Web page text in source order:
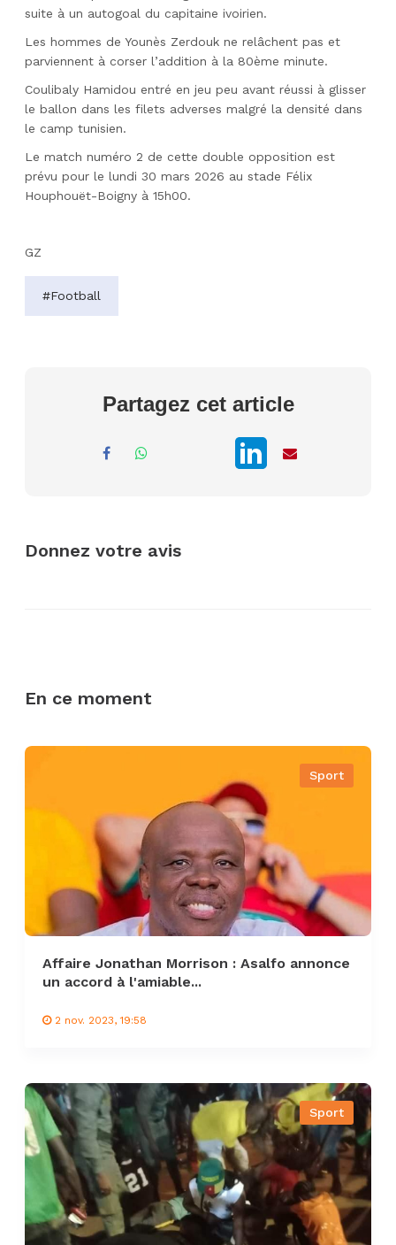
suite à un autogoal du capitaine ivoirien.
Les hommes de Younès Zerdouk ne relâchent pas et
parviennent à corser l’addition à la 80ème minute.
Coulibaly Hamidou entré en jeu peu avant réussi à glisser
le ballon dans les filets adverses malgré la densité dans
le camp tunisien.
Le match numéro 2 de cette double opposition est
prévu pour le lundi 30 mars 2026 au stade Félix
Houphouët-Boigny à 15h00.
GZ
#Football
Partagez cet article
Donnez votre avis
En ce moment
Sport
Affaire Jonathan Morrison : Asalfo annonce
un accord à l'amiable...
2 nov. 2023, 19:58
Sport